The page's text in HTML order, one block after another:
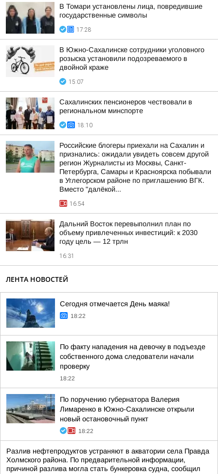
В Томари установлены лица, повредившие
государственные символы
17:28
В Южно-Сахалинске сотрудники уголовного
розыска установили подозреваемого в
двойной краже
15:07
Сахалинских пенсионеров чествовали в
региональном минспорте
18:10
Российские блогеры приехали на Сахалин и
признались: ожидали увидеть совсем другой
регион Журналисты из Москвы, Санкт-
Петербурга, Самары и Красноярска побывали
в Углегорском районе по приглашению ВГК.
Вместо "далёкой...
16:54
Дальний Восток перевыполнил план по
объему привлеченных инвестиций: к 2030
году цель — 12 трлн
16:31
ЛЕНТА НОВОСТЕЙ
Сегодня отмечается День маяка!
18:22
По факту нападения на девочку в подъезде
собственного дома следователи начали
проверку
18:22
По поручению губернатора Валерия
Лимаренко в Южно-Сахалинске открыли
новый остановочный пункт
18:22
Разлив нефтепродуктов устраняют в акватории села Правда
Холмского района. По предварительной информации,
причиной разлива могла стать бункеровка судна, сообщил